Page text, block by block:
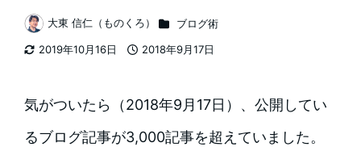
2019年10月16日
2018年9月17日
著
者
大東 信仁（ものくろ） カテゴリー
ブログ術
気がついたら（2018年9月17日）、公開してい
るブログ記事が3,000記事を超えていました。